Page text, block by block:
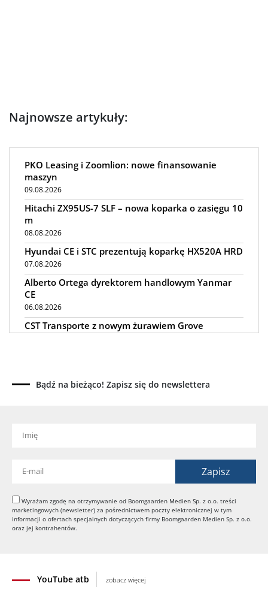
Najnowsze artykuły:
PKO Leasing i Zoomlion: nowe finansowanie
maszyn
09.08.2026
Hitachi ZX95US-7 SLF – nowa koparka o zasięgu 10
m
08.08.2026
Hyundai CE i STC prezentują koparkę HX520A HRD
07.08.2026
Alberto Ortega dyrektorem handlowym Yanmar
CE
06.08.2026
CST Transporte z nowym żurawiem Grove
04.08.2026
Dynapac SD25 80C e: elektryczna rozkładarka
02.08.2026
Dynapac NEXUS: cyfrowa rewolucja w robotach
drogowych
01.08.2026
Jeden walec, trzy tryby zagęszczania BOMAG BW
YouTube atb zobacz więcej
Bądź na bieżąco! Zapisz się do newslettera
Wyrażam zgodę na otrzymywanie od Boomgaarden Medien Sp. z o.o. treści
marketingowych (newsletter) za pośrednictwem poczty elektronicznej w tym
informacji o ofertach specjalnych dotyczących firmy Boomgaarden Medien Sp. z o.o.
oraz jej kontrahentów.